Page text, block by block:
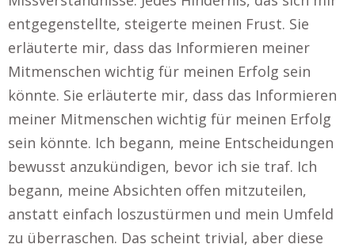
entgegenstellte, steigerte meinen Frust. Sie
erläuterte mir, dass das Informieren meiner
Mitmenschen wichtig für meinen Erfolg sein
könnte. Sie erläuterte mir, dass das Informieren
meiner Mitmenschen wichtig für meinen Erfolg
sein könnte. Ich begann, meine Entscheidungen
bewusst anzukündigen, bevor ich sie traf. Ich
begann, meine Absichten offen mitzuteilen,
anstatt einfach loszustürmen und mein Umfeld
zu überraschen. Das scheint trivial, aber diese